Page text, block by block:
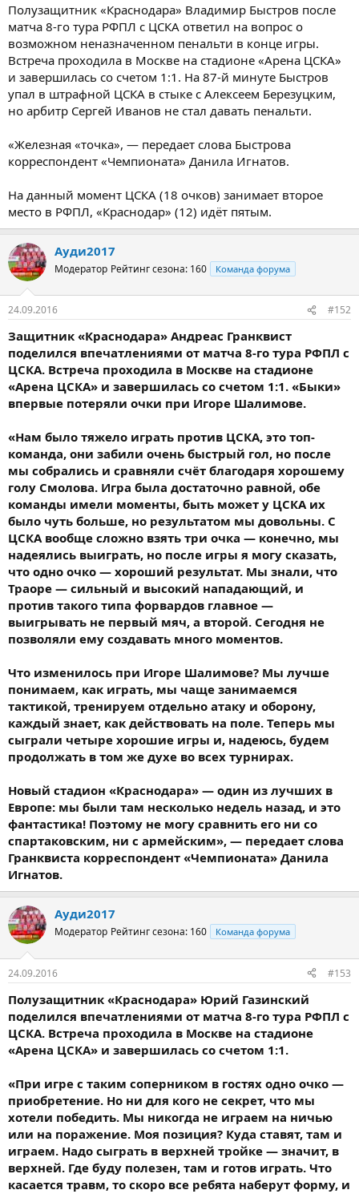
Полузащитник «Краснодара» Владимир Быстров после
матча 8-го тура РФПЛ с ЦСКА ответил на вопрос о
возможном неназначенном пенальти в конце игры.
Встреча проходила в Москве на стадионе «Арена ЦСКА»
и завершилась со счетом 1:1. На 87-й минуте Быстров
упал в штрафной ЦСКА в стыке с Алексеем Березуцким,
но арбитр Сергей Иванов не стал давать пенальти.
«Железная «точка», — передает слова Быстрова
корреспондент «Чемпионата» Данила Игнатов.
На данный момент ЦСКА (18 очков) занимает второе
место в РФПЛ, «Краснодар» (12) идёт пятым.
Ауди2017
Модератор Рейтинг сезона: 160 Команда форума
24.09.2016 #152
Защитник «Краснодара» Андреас Гранквист
поделился впечатлениями от матча 8-го тура РФПЛ с
ЦСКА. Встреча проходила в Москве на стадионе
«Арена ЦСКА» и завершилась со счетом 1:1. «Быки»
впервые потеряли очки при Игоре Шалимове.
«Нам было тяжело играть против ЦСКА, это топ-
команда, они забили очень быстрый гол, но после
мы собрались и сравняли счёт благодаря хорошему
голу Смолова. Игра была достаточно равной, обе
команды имели моменты, быть может у ЦСКА их
было чуть больше, но результатом мы довольны. С
ЦСКА вообще сложно взять три очка — конечно, мы
надеялись выиграть, но после игры я могу сказать,
что одно очко — хороший результат. Мы знали, что
Траоре — сильный и высокий нападающий, и
против такого типа форвардов главное —
выигрывать не первый мяч, а второй. Сегодня не
позволяли ему создавать много моментов.
Что изменилось при Игоре Шалимове? Мы лучше
понимаем, как играть, мы чаще занимаемся
тактикой, тренируем отдельно атаку и оборону,
каждый знает, как действовать на поле. Теперь мы
сыграли четыре хорошие игры и, надеюсь, будем
продолжать в том же духе во всех турнирах.
Новый стадион «Краснодара» — один из лучших в
Европе: мы были там несколько недель назад, и это
фантастика! Поэтому не могу сравнить его ни со
спартаковским, ни с армейским», — передает слова
Гранквиста корреспондент «Чемпионата» Данила
Игнатов.
Ауди2017
Модератор Рейтинг сезона: 160 Команда форума
24.09.2016 #153
Полузащитник «Краснодара» Юрий Газинский
поделился впечатлениями от матча 8-го тура РФПЛ с
ЦСКА. Встреча проходила в Москве на стадионе
«Арена ЦСКА» и завершилась со счетом 1:1.
«При игре с таким соперником в гостях одно очко —
приобретение. Но ни для кого не секрет, что мы
хотели победить. Мы никогда не играем на ничью
или на поражение. Моя позиция? Куда ставят, там и
играем. Надо сыграть в верхней тройке — значит, в
верхней. Где буду полезен, там и готов играть. Что
касается травм, то скоро все ребята наберут форму, и